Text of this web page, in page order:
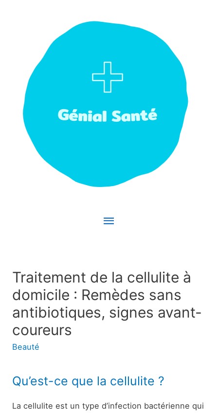
Menu
Traitement de la cellulite à
domicile : Remèdes sans
antibiotiques, signes avant-
coureurs
Beauté
Qu’est-ce que la cellulite ?
La cellulite est un type d’infection bactérienne qui